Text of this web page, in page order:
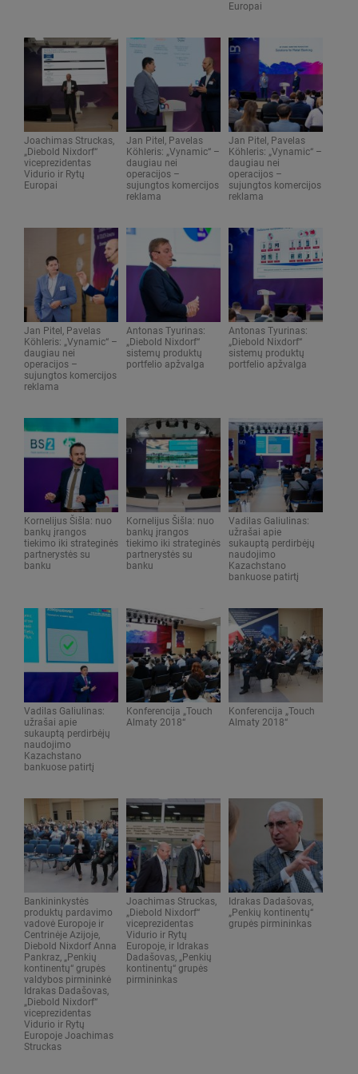
Europai
Joachimas Struckas,
„Diebold Nixdorf“
viceprezidentas
Vidurio ir Rytų
Europai
Jan Pitel, Pavelas
Köhleris: „Vynamic“ –
daugiau nei
operacijos –
sujungtos komercijos
reklama
Jan Pitel, Pavelas
Köhleris: „Vynamic“ –
daugiau nei
operacijos –
sujungtos komercijos
reklama
Jan Pitel, Pavelas
Köhleris: „Vynamic“ –
daugiau nei
operacijos –
sujungtos komercijos
reklama
Antonas Tyurinas:
„Diebold Nixdorf“
sistemų produktų
portfelio apžvalga
Antonas Tyurinas:
„Diebold Nixdorf“
sistemų produktų
portfelio apžvalga
Kornelijus Šišla: nuo
bankų įrangos
tiekimo iki strateginės
partnerystės su
banku
Kornelijus Šišla: nuo
bankų įrangos
tiekimo iki strateginės
partnerystės su
banku
Vadilas Galiulinas:
užrašai apie
sukauptą perdirbėjų
naudojimo
Kazachstano
bankuose patirtį
Vadilas Galiulinas:
užrašai apie
sukauptą perdirbėjų
naudojimo
Kazachstano
bankuose patirtį
Konferencija „Touch
Almaty 2018“
Konferencija „Touch
Almaty 2018“
Bankininkystės
produktų pardavimo
vadovė Europoje ir
Centrinėje Azijoje,
Diebold Nixdorf Anna
Pankraz, „Penkių
kontinentų“ grupės
valdybos pirmininkė
Idrakas Dadašovas,
„Diebold Nixdorf“
viceprezidentas
Vidurio ir Rytų
Europoje Joachimas
Struckas
Joachimas Struckas,
„Diebold Nixdorf“
viceprezidentas
Vidurio ir Rytų
Europoje, ir Idrakas
Dadašovas, „Penkių
kontinentų“ grupės
pirmininkas
Idrakas Dadašovas,
„Penkių kontinentų“
grupės pirmininkas